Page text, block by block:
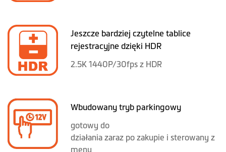
Jeszcze bardziej czytelne tablice
rejestracyjne dzięki HDR
2.5K 1440P/30fps z HDR
Wbudowany tryb parkingowy
gotowy do
działania zaraz po zakupie i sterowany z
menu